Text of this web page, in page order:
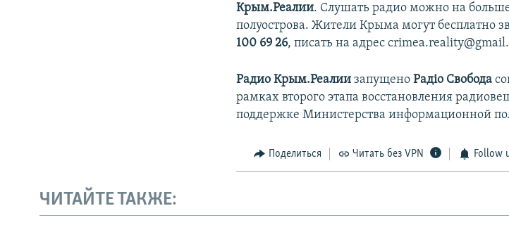
Крым.Реалии. Слушать радио можно на
полуострова. Жители Крыма могут бесплатно
100 69 26, писать на адрес
Радио Крым.РеалиизапущеноРадіо Свобода
рамках второго этапа восстановления
поддержке Министерства информационной
Поделиться Читать без VPN Follow
ЧИТАЙТЕ ТАКЖЕ: